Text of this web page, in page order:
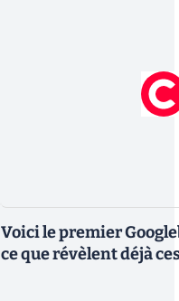
Voici le premier
ce que révèlent déjà